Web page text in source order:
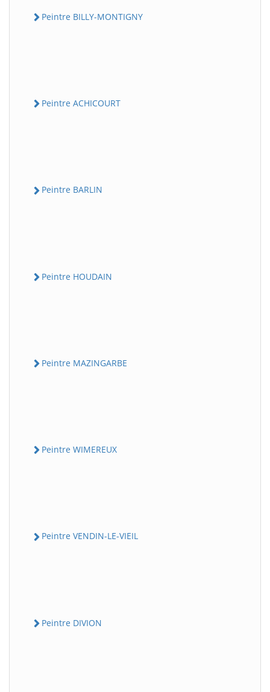
Peintre BILLY-MONTIGNY
Peintre ACHICOURT
Peintre BARLIN
Peintre HOUDAIN
Peintre MAZINGARBE
Peintre WIMEREUX
Peintre VENDIN-LE-VIEIL
Peintre DIVION